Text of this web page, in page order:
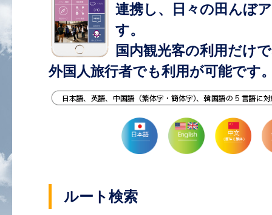
連携し、日々の田んぼ
す。
国内観光客の利用だけ
外国人旅行者でも利用が可能です
ルート検索